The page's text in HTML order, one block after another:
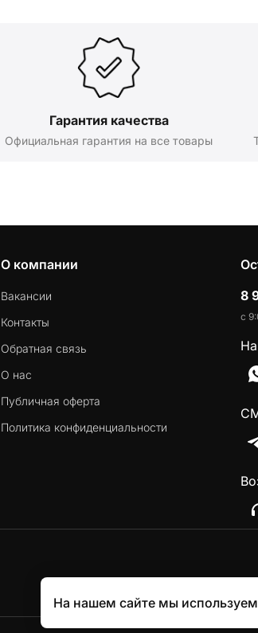
Гарантия качества
Официальная гарантия на все товары
О компании
Вакансии
Контакты
Обратная связь
О нас
Публичная оферта
Политика конфиденциальности
8
с
На нашем сайте мы